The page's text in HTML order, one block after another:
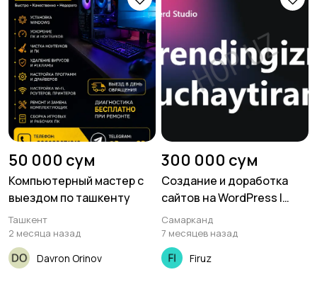
50 000 сум
Компьютерный мастер с
выездом по ташкенту
Ташкент
2 месяца назад
Davron Orinov
300 000 сум
Создание и доработка
сайтов на WordPress |
Веб-разработка под ключ
Самарканд
7 месяцев назад
Firuz